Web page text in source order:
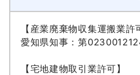
【産業廃棄物収集運搬業許
愛知県知事：第
【宅地建物取引業許可】